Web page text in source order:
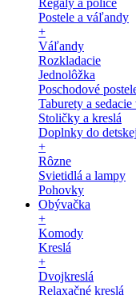
Regály a police
Postele a váľandy
+
Váľandy
Rozkladacie
Jednolôžka
Poschodové
Taburety a
Stoličky a kreslá
Doplnky do
+
Rôzne
Svietidlá a lampy
Pohovky
Obývačka
+
Komody
Kreslá
+
Dvojkreslá
Relaxačné kreslá